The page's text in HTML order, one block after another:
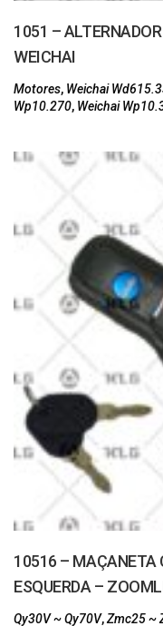
1051 –
WEICHAI
Motores, Weichai
Wp10.270, Weichai
10516 – MAÇANETA
ESQUERDA –
Qy30V ~ Qy70V,Zmc25 ~